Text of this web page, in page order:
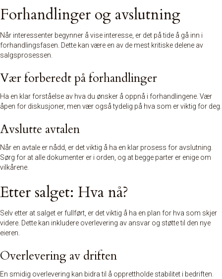
Forhandlinger og avslutning
Når interessenter begynner å vise interesse, er det på tide å gå inn i
forhandlingsfasen . Dette kan være en av de mest kritiske delene av
salgsprosessen.
Vær forberedt på forhandlinger
Ha en klar forståelse av hva du ønsker å oppnå i forhandlingene. Vær
åpen for diskusjoner, men vær også tydelig på hva som er viktig for deg.
Avslutte avtalen
Når en avtale er nådd, er det viktig å ha en klar prosess for avslutning.
Sørg for at alle dokumenter er i orden, og at begge parter er enige om
vilkårene.
Etter salget: Hva nå?
Selv etter at salget er fullført, er det viktig å ha en plan for hva som skjer
videre. Dette kan inkludere overlevering av ansvar og støtte til den nye
eieren.
Overlevering av driften
En smidig overlevering kan bidra til å opprettholde stabilitet i bedriften.